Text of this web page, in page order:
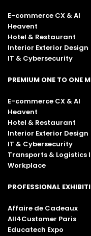
E-commerce CX & AI
Heavent
Hotel & Restaurant
Interior Exterior Design
IT & Cybersecurity
PREMIUM ONE TO ONE
E-commerce CX & AI
Heavent
Hotel & Restaurant
Interior Exterior Design
IT & Cybersecurity
Transports & Logistics
Workplace
PROFESSIONAL
Affaire de Cadeaux
All4Customer Paris
Educatech Expo